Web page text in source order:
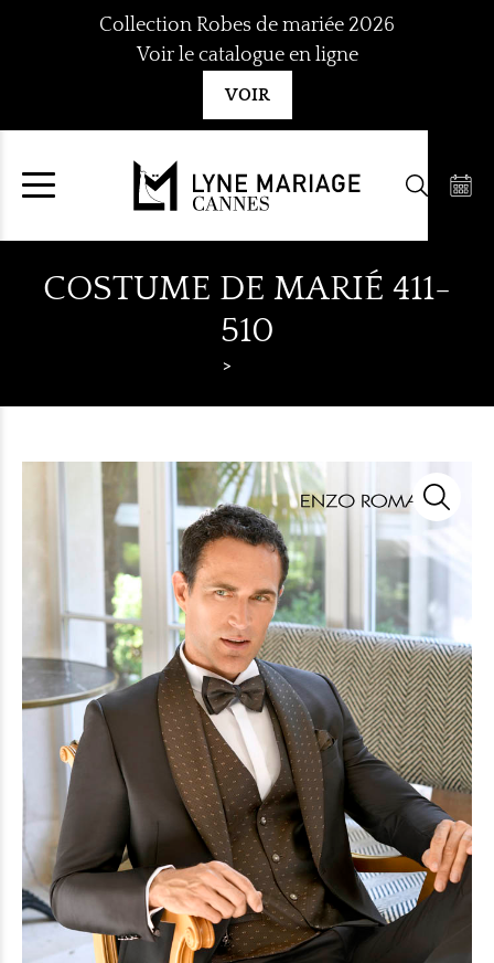
Collection Robes de mariée 2026
Voir le catalogue en ligne
VOIR
COSTUME DE MARIÉ 411-
510